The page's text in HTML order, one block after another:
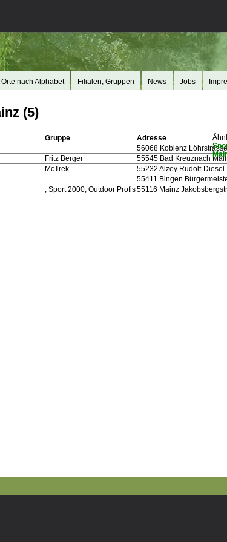
Orte nach Alphabet Filialen, Gruppen News Jobs
(5)
Gruppe
Adresse
56068 Koblenz Löhrstrasse
Fritz Berger
55545 Bad Kreuznach
McTrek
55232 Alzey Rudolf-
55411 Bingen
, Sport 2000, Outdoor Profis55116 Mainz